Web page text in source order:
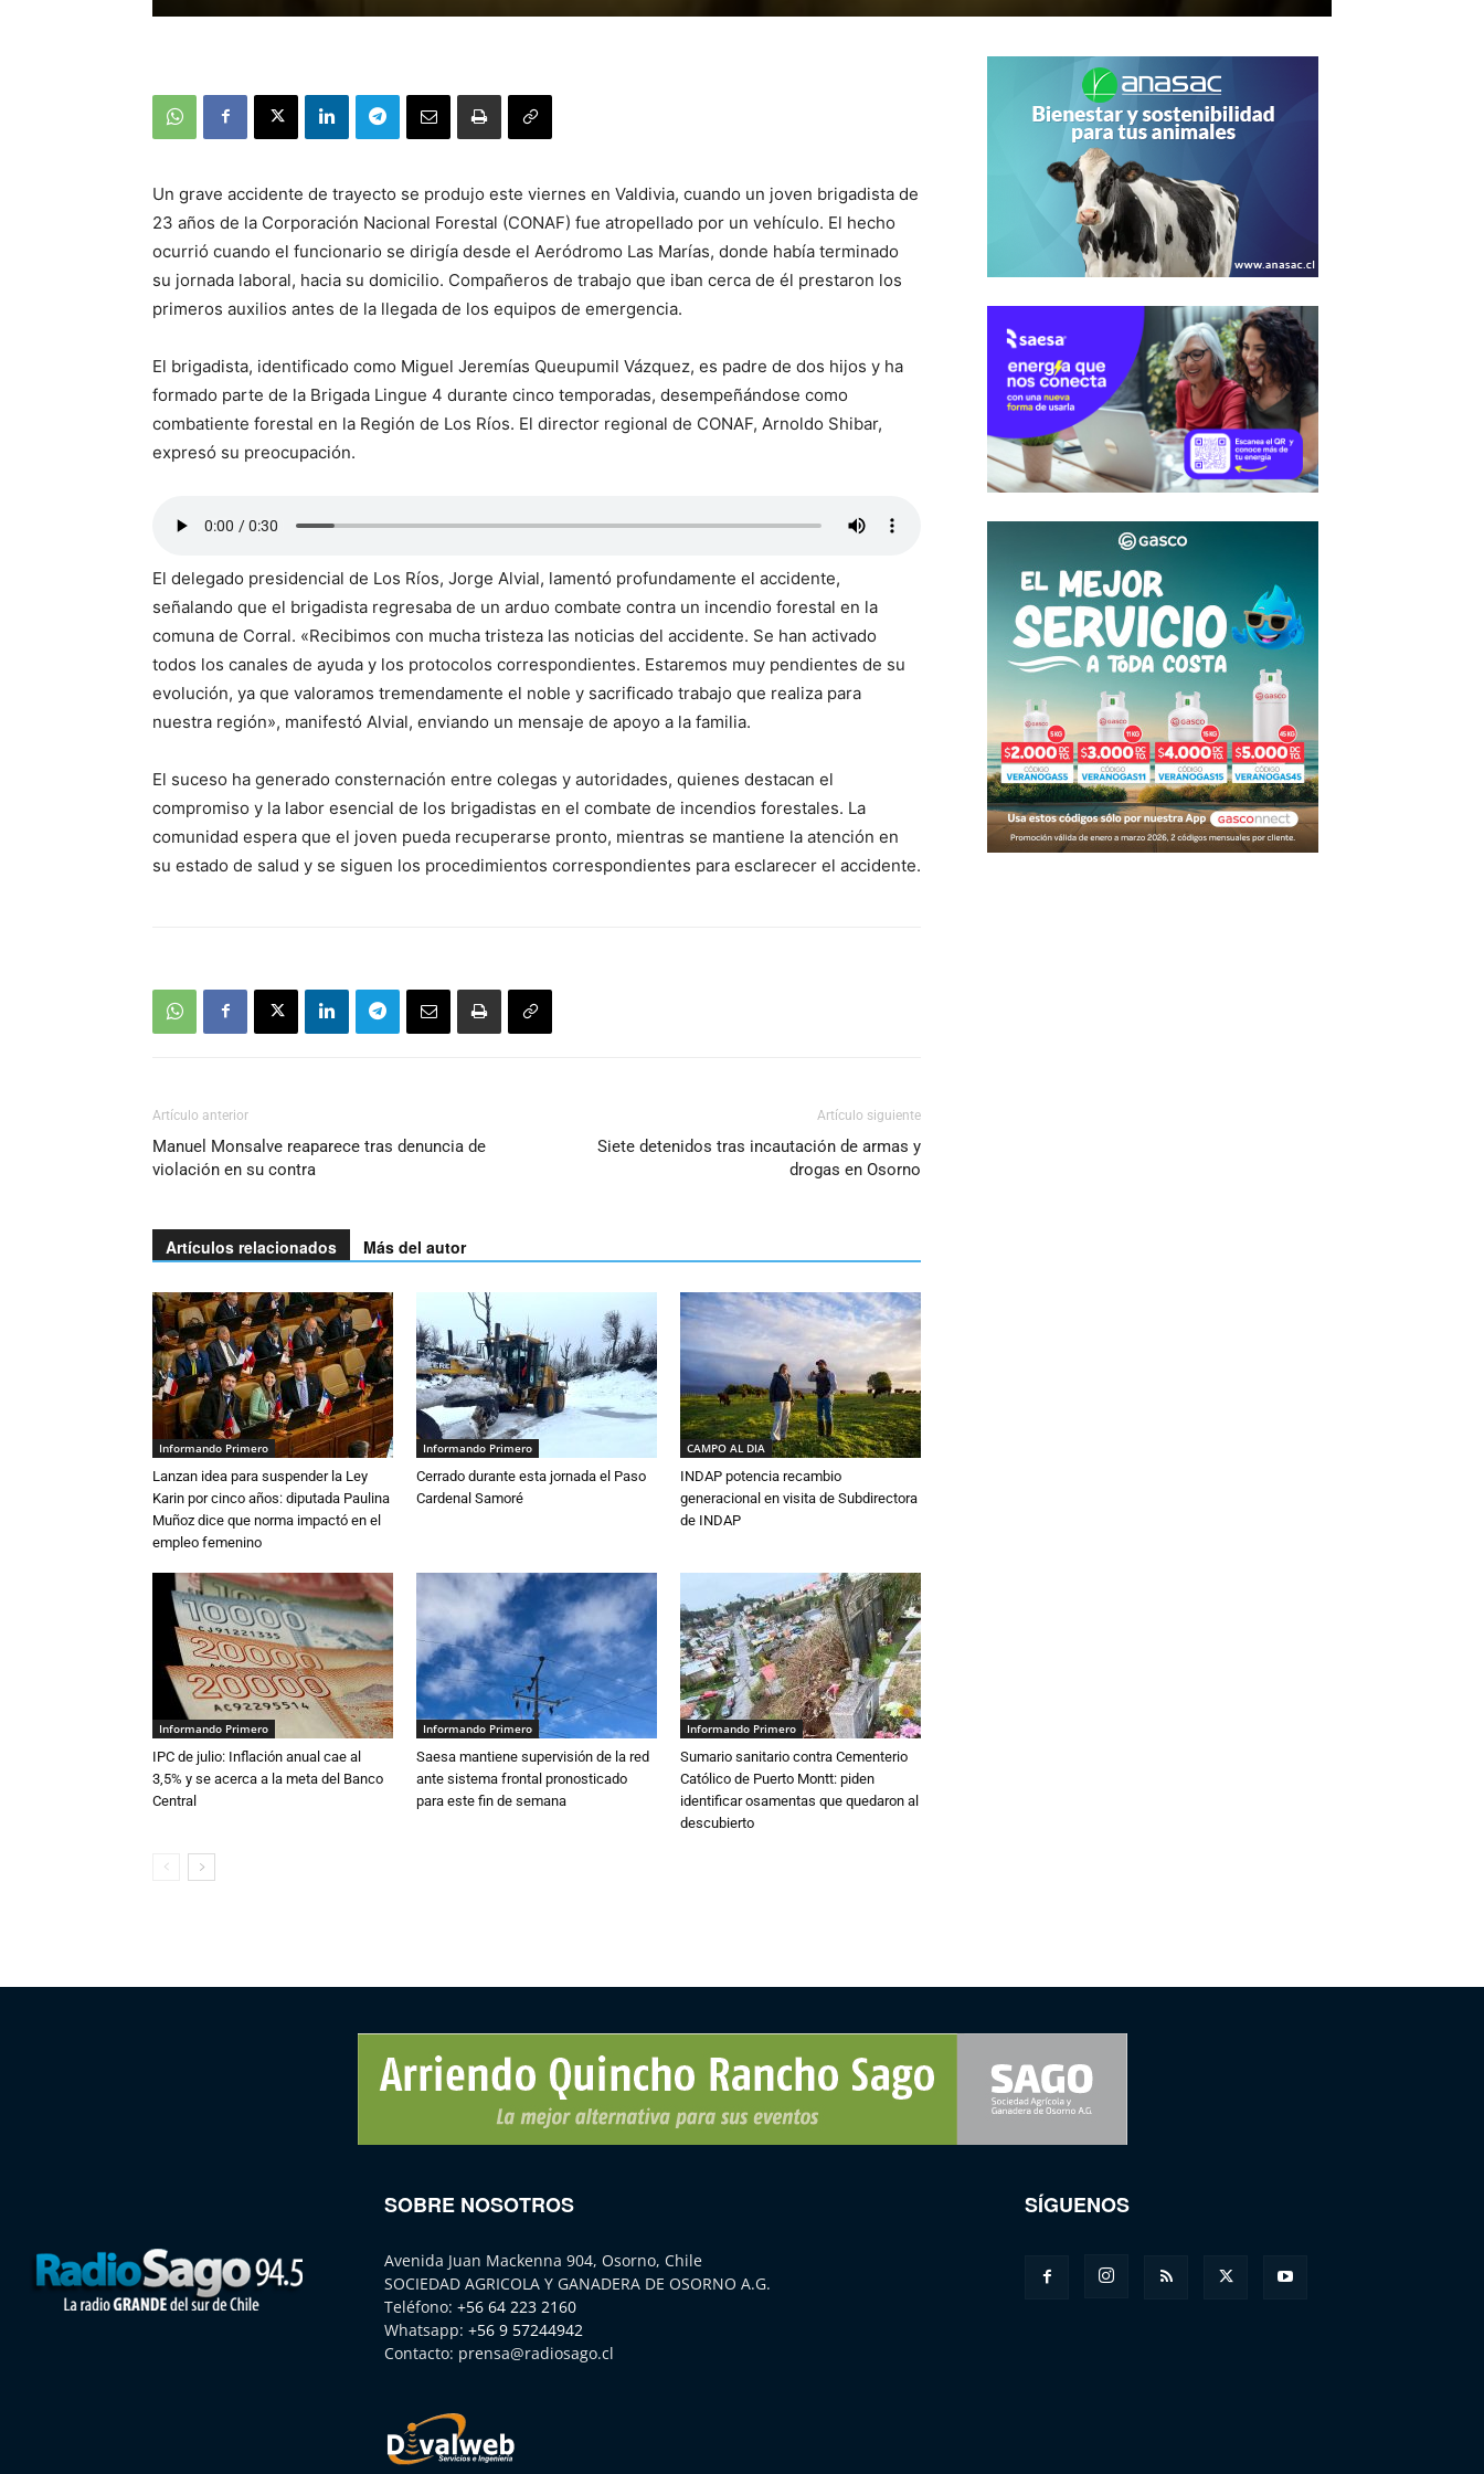
Un grave accidente de trayecto se produjo este viernes en Valdivia, cuando un joven brigadista de
23 años de la Corporación Nacional Forestal (CONAF) fue atropellado por un vehículo. El hecho
ocurrió cuando el funcionario se dirigía desde el Aeródromo Las Marías, donde había terminado
su jornada laboral, hacia su domicilio. Compañeros de trabajo que iban cerca de él prestaron los
primeros auxilios antes de la llegada de los equipos de emergencia.
El brigadista, identificado como Miguel Jeremías Queupumil Vázquez, es padre de dos hijos y ha
formado parte de la Brigada Lingue 4 durante cinco temporadas, desempeñándose como
combatiente forestal en la Región de Los Ríos. El director regional de CONAF, Arnoldo Shibar,
expresó su preocupación.
El delegado presidencial de Los Ríos, Jorge Alvial, lamentó profundamente el accidente,
señalando que el brigadista regresaba de un arduo combate contra un incendio forestal en la
comuna de Corral. «Recibimos con mucha tristeza las noticias del accidente. Se han activado
todos los canales de ayuda y los protocolos correspondientes. Estaremos muy pendientes de su
evolución, ya que valoramos tremendamente el noble y sacrificado trabajo que realiza para
nuestra región», manifestó Alvial, enviando un mensaje de apoyo a la familia.
El suceso ha generado consternación entre colegas y autoridades, quienes destacan el
compromiso y la labor esencial de los brigadistas en el combate de incendios forestales. La
comunidad espera que el joven pueda recuperarse pronto, mientras se mantiene la atención en
su estado de salud y se siguen los procedimientos correspondientes para esclarecer el accidente.
Artículo anterior
Manuel Monsalve reaparece tras denuncia de
violación en su contra
Artículo siguiente
Siete detenidos tras incautación de armas y
drogas en Osorno
Artículos relacionados Más del autor
Informando Primero
Lanzan idea para suspender la Ley
Karin por cinco años: diputada Paulina
Muñoz dice que norma impactó en el
empleo femenino
Informando Primero
Cerrado durante esta jornada el Paso
Cardenal Samoré
CAMPO AL DIA
INDAP potencia recambio
generacional en visita de Subdirectora
de INDAP
Informando Primero
IPC de julio: Inflación anual cae al
3,5% y se acerca a la meta del Banco
Central
Informando Primero
Saesa mantiene supervisión de la red
ante sistema frontal pronosticado
para este fin de semana
Informando Primero
Sumario sanitario contra Cementerio
Católico de Puerto Montt: piden
identificar osamentas que quedaron al
descubierto
SOBRE NOSOTROS
Avenida Juan Mackenna 904, Osorno, Chile
SOCIEDAD AGRICOLA Y GANADERA DE OSORNO A.G.
Teléfono: +56 64 223 2160
Whatsapp: +56 9 57244942
Contacto: prensa@radiosago.cl
SÍGUENOS